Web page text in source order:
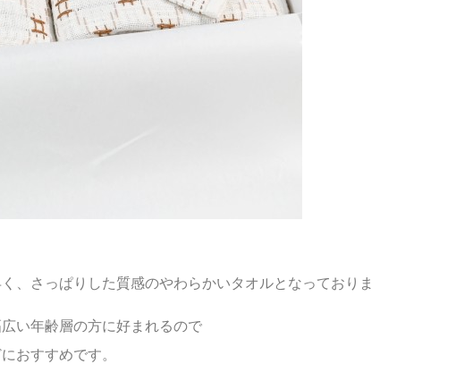
、さっぱりした質感のやわらかいタオルとなっておりま
い年齢層の方に好まれるので
おすすめです。